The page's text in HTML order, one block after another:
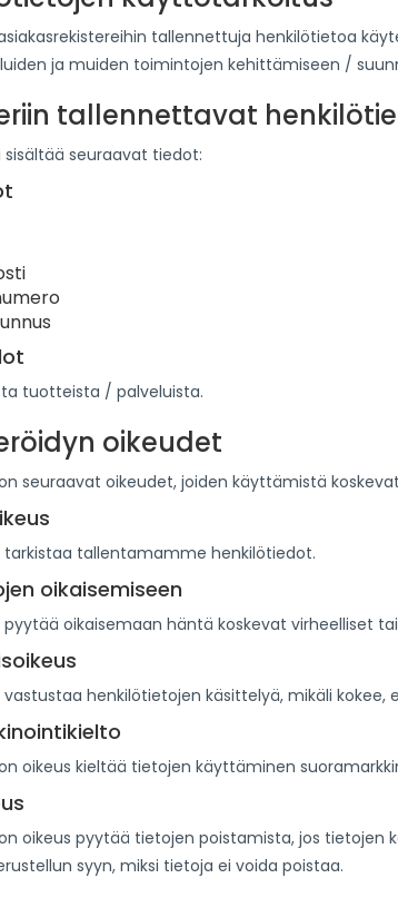
tallennettuja henkilötietoa
ja muiden toimintojen kehittämiseen /
tallennettavat
sisältää seuraavat tiedot:
tuotteista / palveluista.
oikeudet
seuraavat oikeudet, joiden käyttämistä
tarkistaa tallentamamme henkilötiedot.
oikaisemiseen
pyytää oikaisemaan häntä koskevat virheelliset
vastustaa henkilötietojen käsittelyä, mikäli
oikeus kieltää tietojen käyttäminen
oikeus pyytää tietojen poistamista, jos
syyn, miksi tietoja ei voida poistaa.